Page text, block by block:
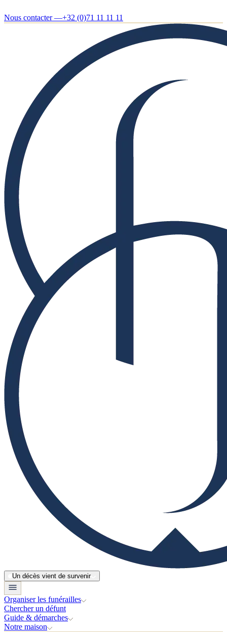
Nous contacter —+32 (0)71 11 11 11
Un décès vient de survenir
Organiser les funérailles
Chercher un défunt
Guide & démarches
Notre maison